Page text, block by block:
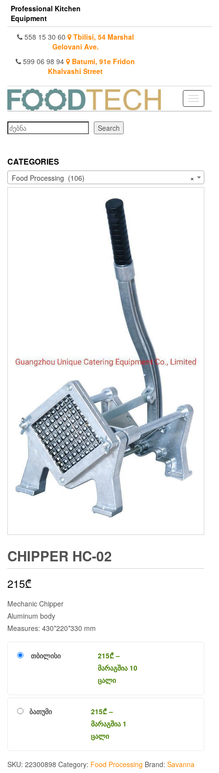
Skip
the
content
Professional Kitchen
Equipment
558 15 30 60
Tbilisi, 54 Marshal
Gelovani Ave.
599 06 98 94
Batumi, 91e Fridon
Khalvashi Street
Toggle
Search
Search
CATEGORIES
×
Food Processing (106)
CHIPPER HC-02
215₾
Mechanic Chipper
Aluminum body
Measures: 430*220*330 mm
თბილისი 215₾–
მარაგშია 10
ცალი
ბათუმი 215₾–
მარაგშია 1
ცალი
SKU: 22300898 Category: Food Processing Brand: Savanna